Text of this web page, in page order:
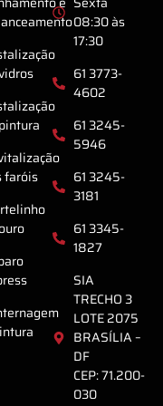
faróis
08:30 às
17:30
61 3773-
4602
61 3245-
5946
61 3245-
3181
61 3345-
1827
SIA
TRECHO 3
LOTE 2075
BRASÍLIA –
DF
CEP: 71.200-
030